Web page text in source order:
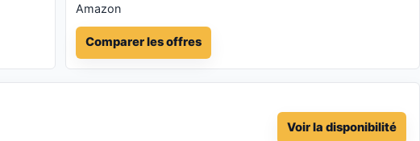
Amazon
Comparer les offres
Voir la disponibilité